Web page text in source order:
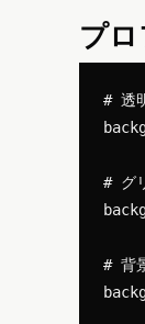
プ
# 透
# グ
# 背